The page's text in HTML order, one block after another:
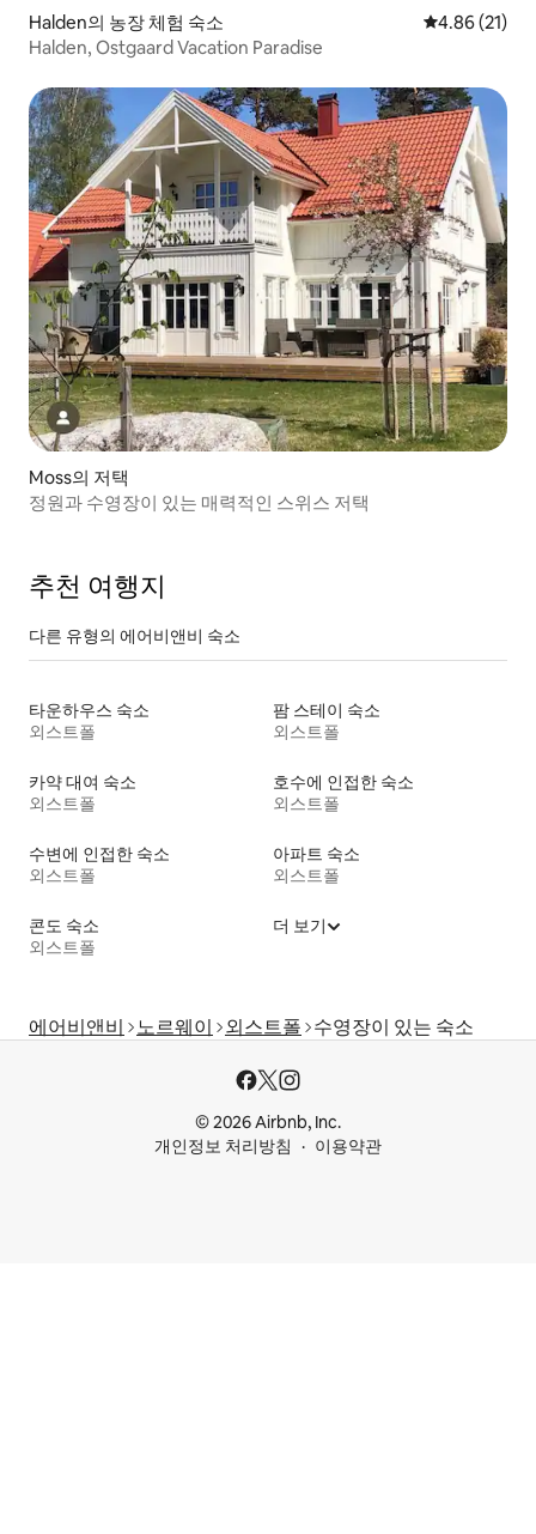
Halden의 농장 체험 숙소 평점 4.86점
4.86 (21)
Halden, Ostgaard Vacation Paradise
Moss의 저택
정원과 수영장이 있는 매력적인 스위스 저택
추천 여행지
다른 유형의 에어비앤비 숙소
타운하우스 숙소
외스트폴
팜 스테이 숙소
외스트폴
카약 대여 숙소
외스트폴
호수에 인접한 숙소
외스트폴
수변에 인접한 숙소
외스트폴
아파트 숙소
외스트폴
콘도 숙소
외스트폴
더 보기
에어비앤비 노르웨이 외스트폴 수영장이 있는 숙소
© 2026 Airbnb, Inc.
개인정보 처리방침
이용약관